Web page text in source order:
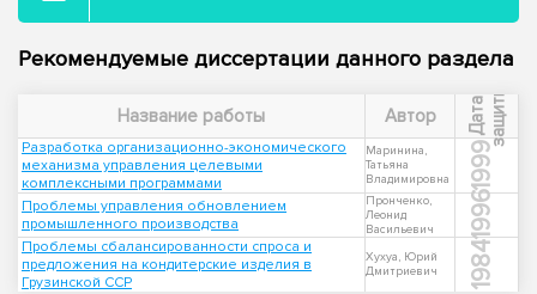
Рекомендуемые диссертации данного раздела
Название работы Автор Д
а
т
а
з
а
щ
и
т ы
Разработка организационно-экономического
механизма управления целевыми
комплексными программами
Маринина,
Татьяна
Владимировна
1999
Проблемы управления обновлением
промышленного производства
Пронченко,
Леонид
Васильевич
1996
Проблемы сбалансированности спроса и
предложения на кондитерские изделия в
Грузинской ССР
Хухуа, Юрий
Дмитриевич
1984